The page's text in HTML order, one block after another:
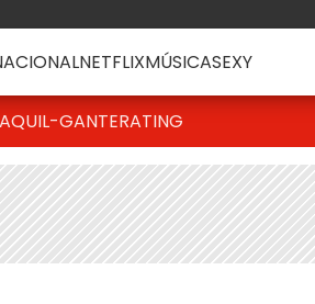
NETFLIXMÚSICASEXY
L-GANTERATING